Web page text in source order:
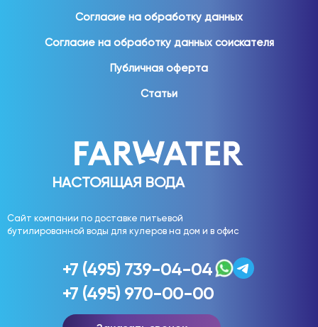
НАСТОЯЩАЯ ВОДА
Сайт компании по доставке питьевой
бутилированной воды для кулеров на дом и в офис
Согласие на обработку данных
Согласие на обработку данных соискателя
Публичная оферта
Статьи
+7 (495) 739-04-04
+7 (495) 970-00-00